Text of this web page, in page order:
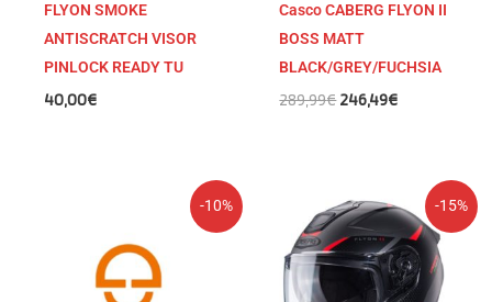
FLYON SMOKE
ANTISCRATCH VISOR
PINLOCK READY TU
40,00€
Casco CABERG FLYON II
BOSS MATT
BLACK/GREY/FUCHSIA
289,99€246,49€
-10%
original
era:
107,09€.
precio
es:
96,38€.
-15%
El
precio
original
era:
289,99€.
precio
actual
es:
246,49€.